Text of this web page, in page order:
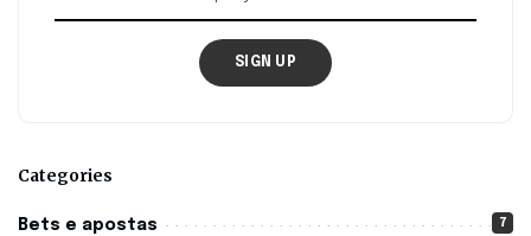
SIGN UP
Categories
Bets e apostas 7